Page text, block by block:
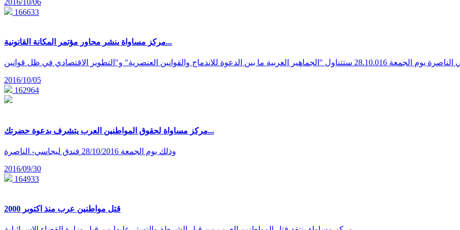
166633
مركز مساواة ينشر محاور مؤتمر المكانة القانونية...
2016/10/05
162964
مركز مساواة لحقوق المواطنين العرب يتشرف بدعوة حضرتك...
وذلك يوم الجمعة 28/10/2016 فندق ليجاسي- الناصرة
2016/09/30
164933
قتل مواطنين عرب منذ اكتوبر 2000